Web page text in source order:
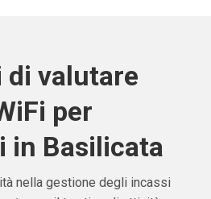
di valutare
per
in Basilicata
nella gestione degli incassi